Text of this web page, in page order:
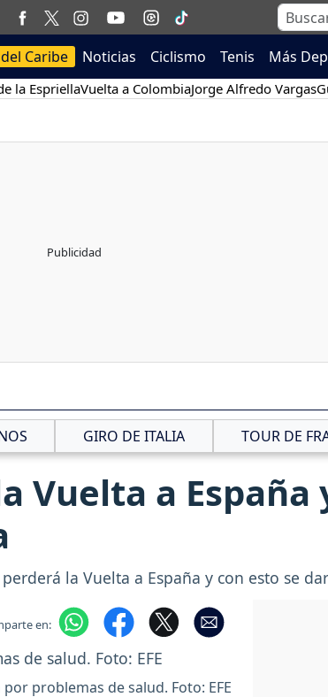
Caribe Noticias Ciclismo Tenis Más
la EspriellaVuelta a ColombiaJorge Alfredo Vargas
GIRO DE ITALIA TOUR DE
Vuelta a España
la Vuelta a España y con esto se
en:
problemas de salud. Foto: EFE